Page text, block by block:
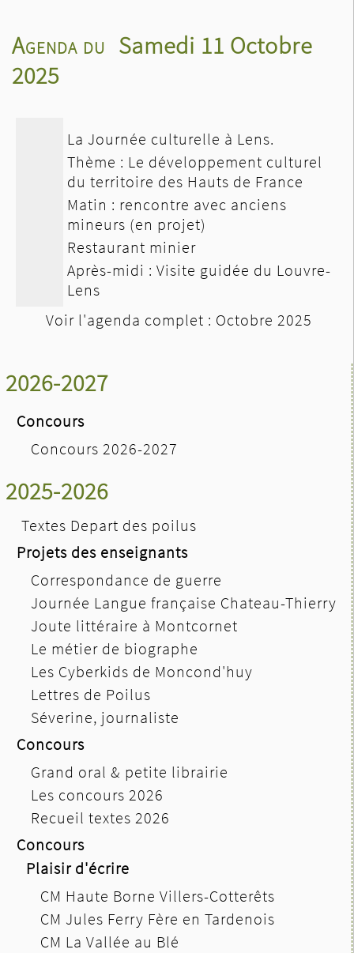
2026-2027
Concours
Concours 2026-2027
2025-2026
Textes Depart des poilus
Projets des enseignants
Correspondance de guerre
Journée Langue française Chateau-Thierry
Joute littéraire à Montcornet
Le métier de biographe
Les Cyberkids de Moncond'huy
Lettres de Poilus
Séverine, journaliste
Concours
Grand oral & petite librairie
Les concours 2026
Recueil textes 2026
Concours
Plaisir d'écrire
CM Haute Borne Villers-Cotterêts
CM Jules Ferry Fère en Tardenois
CM La Vallée au Blé
Agenda du Samedi 11 Octobre
2025
La Journée culturelle à Lens.
Thème : Le développement culturel
du territoire des Hauts de France
Matin : rencontre avec anciens
mineurs (en projet)
Restaurant minier
Après-midi : Visite guidée du Louvre-
Lens
Voir l'agenda complet : Octobre 2025